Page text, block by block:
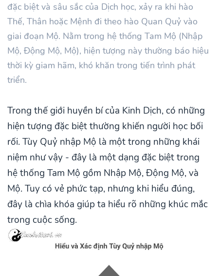
đặc biệt và sâu sắc của Dịch học, xảy ra khi hào
Thế, Thân hoặc Mệnh đi theo hào Quan Quỷ vào
giai đoạn Mộ. Nằm trong hệ thống Tam Mộ (Nhập
Mộ, Động Mộ, Mộ), hiện tượng này thường báo hiệu
thời kỳ giam hãm, khó khăn trong tiến trình phát
triển.
Trong thế giới huyền bí của Kinh Dịch, có những
hiện tượng đặc biệt thường khiến người học bối
rối. Tùy Quỷ nhập Mộ là một trong những khái
niệm như vậy - đây là một dạng đặc biệt trong
hệ thống Tam Mộ gồm Nhập Mộ, Động Mộ, và
Mộ. Tuy có vẻ phức tạp, nhưng khi hiểu đúng,
đây là chìa khóa giúp ta hiểu rõ những khúc mắc
trong cuộc sống.